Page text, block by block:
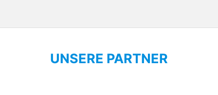
UNSERE PARTNER